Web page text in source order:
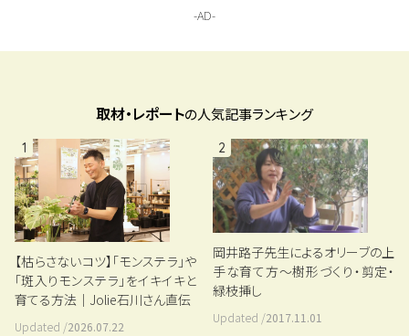
取材・レポートの人気記事ランキング
1
【枯らさないコツ】「モンステラ」や
「斑入りモンステラ」をイキイキと
育てる方法｜Jolie石川さん直伝
Updated /2026.07.22
2
岡井路子先生によるオリーブの上
手な育て方～樹形づくり・剪定・
緑枝挿し
Updated /2017.11.01